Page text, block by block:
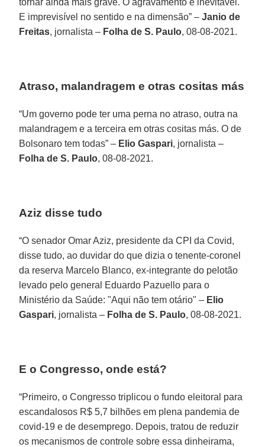
E imprevisível no sentido e na dimensão” – Janio de
Freitas, jornalista – Folha de S. Paulo, 08-08-2021.
Atraso, malandragem e otras cositas más
“Um governo pode ter uma perna no atraso, outra na
malandragem e a terceira em otras cositas más. O de
Bolsonaro tem todas” – Elio Gaspari, jornalista –
Folha de S. Paulo, 08-08-2021.
Aziz disse tudo
“O senador Omar Aziz, presidente da CPI da Covid,
disse tudo, ao duvidar do que dizia o tenente-coronel
da reserva Marcelo Blanco, ex-integrante do pelotão
levado pelo general Eduardo Pazuello para o
Ministério da Saúde: "Aqui não tem otário" – Elio
Gaspari, jornalista – Folha de S. Paulo, 08-08-2021.
E o Congresso, onde está?
“Primeiro, o Congresso triplicou o fundo eleitoral para
escandalosos R$ 5,7 bilhões em plena pandemia de
covid-19 e de desemprego. Depois, tratou de reduzir
os mecanismos de controle sobre essa dinheirama,